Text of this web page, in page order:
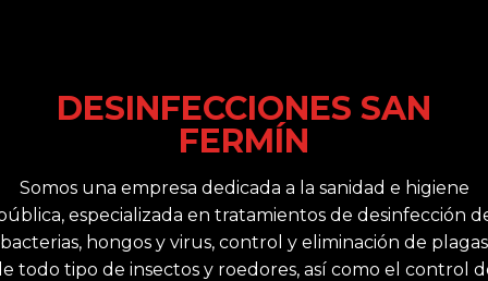
DESINFECCIONES SAN
FERMÍN
Somos una empresa dedicada a la sanidad e higiene
especializada en tratamientos de desinfección
bacterias, hongos y virus, control y eliminación de plagas
todo tipo de insectos y roedores, así como el control